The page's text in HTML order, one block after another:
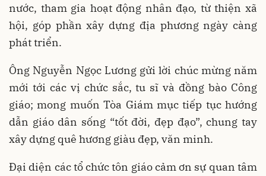
nước, tham gia hoạt động nhân đạo, từ thiện xã
hội, góp phần xây dựng địa phương ngày càng
phát triển.
Ông Nguyễn Ngọc Lương gửi lời chúc mừng năm
mới tới các vị chức sắc, tu sĩ và đồng bào Công
giáo; mong muốn Tòa Giám mục tiếp tục hướng
dẫn giáo dân sống “tốt đời, đẹp đạo”, chung tay
xây dựng quê hương giàu đẹp, văn minh.
Đại diện các tổ chức tôn giáo cảm ơn sự quan tâm